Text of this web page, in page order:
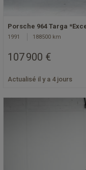
Porsche 964 Targa
1991 188500 km
107 900 €
Actualisé il y a 4 jours